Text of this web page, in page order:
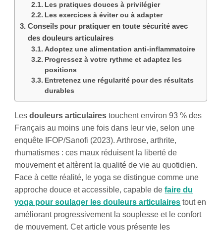
Les pratiques douces à privilégier
Les exercices à éviter ou à adapter
Conseils pour pratiquer en toute sécurité avec
des douleurs articulaires
Adoptez une alimentation anti-inflammatoire
Progressez à votre rythme et adaptez les
positions
Entretenez une régularité pour des résultats
durables
Lesdouleurs articulaires touchent environ 93 % des
Français au moins une fois dans leur vie, selon une
enquête IFOP/Sanofi (2023). Arthrose, arthrite,
rhumatismes : ces maux réduisent la liberté de
mouvement et altèrent la qualité de vie au quotidien.
Face à cette réalité, le yoga se distingue comme une
approche douce et accessible, capable defaire du
yoga pour soulager les douleurs articulaires tout en
améliorant progressivement la souplesse et le confort
de mouvement. Cet article vous présente les